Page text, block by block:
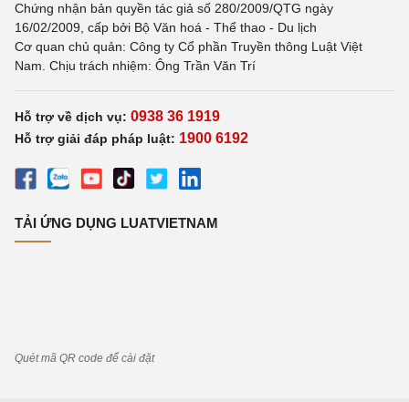
Chứng nhận bản quyền tác giả số 280/2009/QTG ngày
16/02/2009, cấp bởi Bộ Văn hoá - Thể thao - Du lịch
Cơ quan chủ quản: Công ty Cổ phần Truyền thông Luật Việt
Nam. Chịu trách nhiệm: Ông Trần Văn Trí
Hỗ trợ về dịch vụ: 0938 36 1919
Hỗ trợ giải đáp pháp luật: 1900 6192
TẢI ỨNG DỤNG LUATVIETNAM
Quét mã QR code để cài đặt